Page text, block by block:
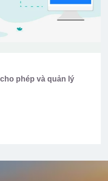
phép và quản lý